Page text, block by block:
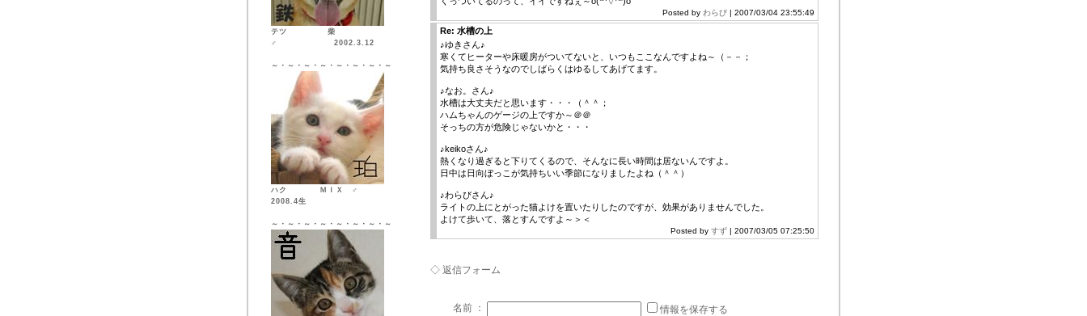
テツ 柴
♂ 2002.3.12
～・～・～・～・～・～・～・～
ハク ＭＩＸ ♂
2008.4生
～・～・～・～・～・～・～・～
Posted by わらび | 2007/03/04 23:55:49
Re: 水槽の上
♪ゆきさん♪
寒くてヒーターや床暖房がついてないと、いつもここなんですよね～（－－；
気持ち良さそうなのでしばらくはゆるしてあげてます。
♪なお。さん♪
水槽は大丈夫だと思います・・・（＾＾；
ハムちゃんのゲージの上ですか～＠＠
そっちの方が危険じゃないかと・・・
♪keikoさん♪
熱くなり過ぎると下りてくるので、そんなに長い時間は居ないんですよ。
日中は日向ぼっこが気持ちいい季節になりましたよね（＾＾）
♪わらびさん♪
ライトの上にとがった猫よけを置いたりしたのですが、効果がありませんでした。
よけて歩いて、落とすんですよ～＞＜
Posted by すず | 2007/03/05 07:25:50
◇ 返信フォーム
名前 ：
情報を保存する